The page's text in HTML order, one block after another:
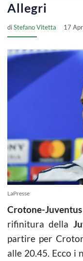
Allegri
diStefano Vitetta 17
LaPresse
Crotone-Juventus
rifinitura della
partire per
alle 20.45. Ecco i